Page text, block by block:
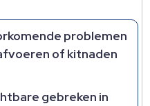
problemen
of kitnaden
gebreken in